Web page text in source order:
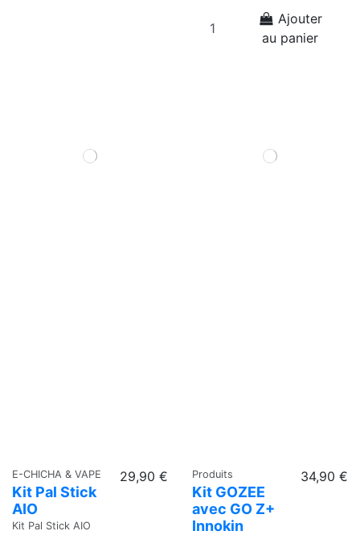
Ajouter
au panier
E-CHICHA & VAPE
Kit Pal Stick
AIO
Kit Pal Stick AIO
29,90 € Produits
Kit GOZEE
avec GO Z+
Innokin
34,90 €